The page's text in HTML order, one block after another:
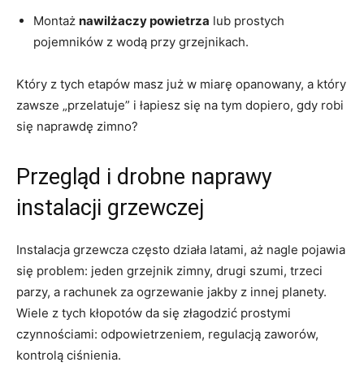
Montaż nawilżaczy powietrza lub prostych
pojemników z wodą przy grzejnikach.
Który z tych etapów masz już w miarę opanowany, a który
zawsze „przelatuje” i łapiesz się na tym dopiero, gdy robi
się naprawdę zimno?
Przegląd i drobne naprawy
instalacji grzewczej
Instalacja grzewcza często działa latami, aż nagle pojawia
się problem: jeden grzejnik zimny, drugi szumi, trzeci
parzy, a rachunek za ogrzewanie jakby z innej planety.
Wiele z tych kłopotów da się złagodzić prostymi
czynnościami: odpowietrzeniem, regulacją zaworów,
kontrolą ciśnienia.